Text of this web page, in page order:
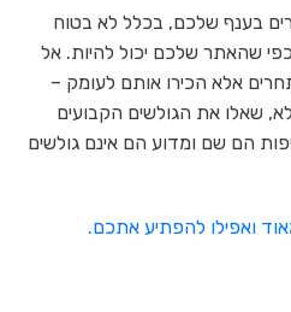
בענף שלכם, בכלל לא בטוח
שהאתר שלכם יכול להיות. אל
אלא הכירו אותם לעומק –
שאלו את הגולשים הקבועים
הם שם ומדוע הם אינם גולשים
ואפילו להפתיע אתכם.